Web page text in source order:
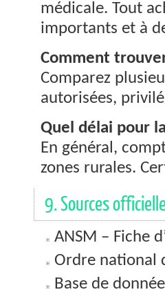
médicale. Tout
importants et à
Comment
Comparez
autorisées,
Quel délai pour
En général,
zones rurales.
9. Sources
ANSM – Fiche
Ordre national
Base de